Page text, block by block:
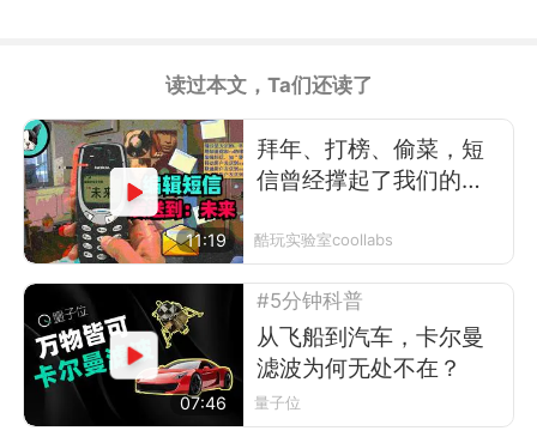
读过本文，Ta们还读了
11:19
拜年、打榜、偷菜，短
信曾经撑起了我们的前
酷玩实验室coollabs
07:46
#5分钟科普
从飞船到汽车，卡尔曼
滤波为何无处不在？
量子位